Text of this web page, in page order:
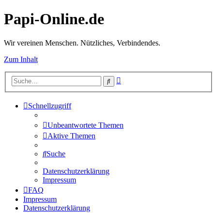
Papi-Online.de
Wir vereinen Menschen. Nützliches, Verbindendes.
Zum Inhalt
Suche
Schnellzugriff
Unbeantwortete Themen
Aktive Themen
Suche
Datenschutzerklärung
Impressum
FAQ
Impressum
Datenschutzerklärung